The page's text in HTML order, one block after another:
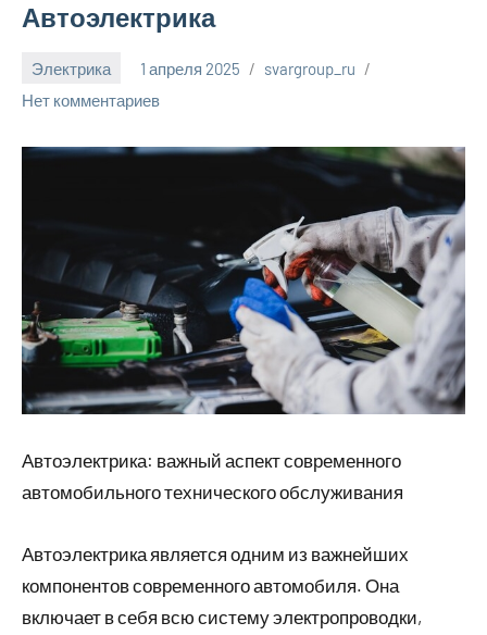
Автоэлектрика
Электрика 1 апреля 2025
svargroup_ru
Нет комментариев
Автоэлектрика: важный аспект современного
автомобильного технического обслуживания
Автоэлектрика является одним из важнейших
компонентов современного автомобиля. Она
включает в себя всю систему электропроводки,